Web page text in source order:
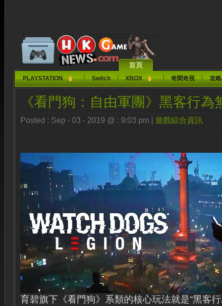
首頁
PLAYSTATION Switch XBOX 奇聞奇視 攻
《看門狗：自由軍團》黑客行為
Posted : Sep - 03 - 2019 @ : 9:03 pm | 遊戲綜合資訊
育碧旗下《看門狗》系類的核心玩法就是“黑客